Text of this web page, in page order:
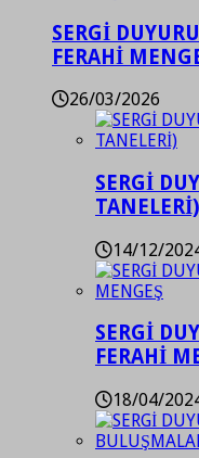
SERGİ
FERAHİ
26/03/2026
SERGİ
TANELERİ)
14/12/
SERGİ
FERAHİ
18/04/